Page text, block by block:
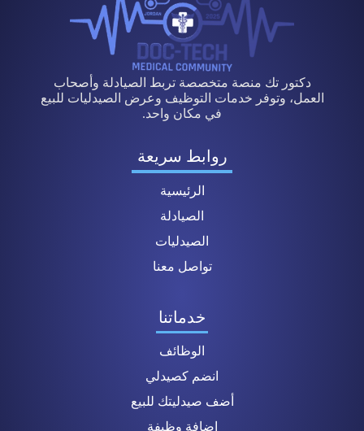
دكتور تك منصة متخصصة تربط الصيادلة وأصحاب
العمل، وتوفر خدمات التوظيف وعرض الصيدليات للبيع
في مكان واحد.
روابط سريعة
الرئيسية
الصيادلة
الصيدليات
تواصل معنا
خدماتنا
الوظائف
انضم كصيدلي
أضف صيدليتك للبيع
إضافة وظيفة